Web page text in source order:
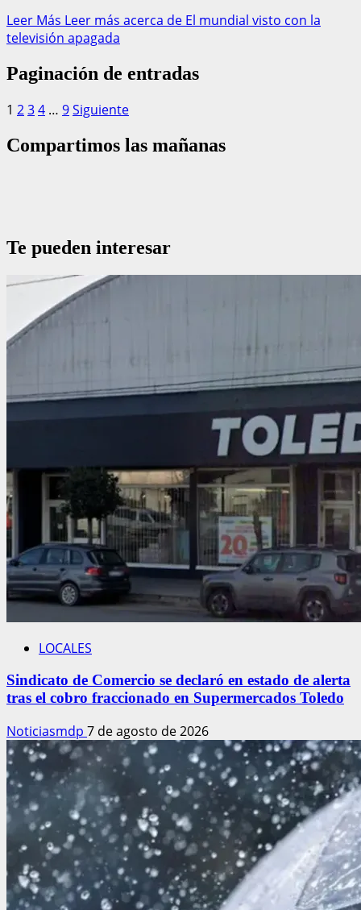
Leer Más Leer más acerca de El mundial visto con la
televisión apagada
Paginación de entradas
1 234 … 9Siguiente
Compartimos las mañanas
Te pueden interesar
LOCALES
Sindicato de Comercio se declaró en estado de alerta
tras el cobro fraccionado en Supermercados Toledo
Noticiasmdp 7 de agosto de 2026